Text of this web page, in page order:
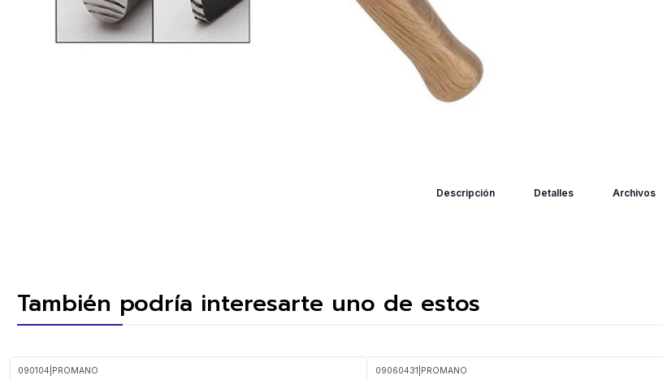
Descripción Detalles Archivos
También podría interesarte uno de estos
090104 PROMANO 09060431 PROMANO